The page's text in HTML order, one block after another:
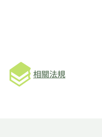
相關法規